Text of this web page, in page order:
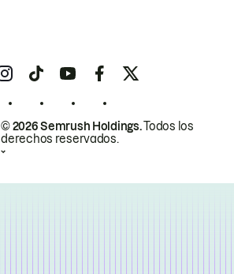
© 2026 Semrush Holdings.Todos los
derechos reservados.